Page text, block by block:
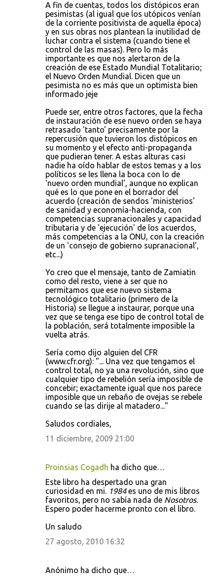
A fin de cuentas, todos los distópicos eran
pesimistas (al igual que los utópicos venían
de la corriente positivista de aquella época)
y en sus obras nos plantean la inutilidad de
luchar contra el sistema (cuando tiene el
control de las masas). Pero lo más
importante es que nos alertaron de la
creación de ese Estado Mundial Totalitario;
el Nuevo Orden Mundial. Dicen que un
pesimista no es más que un optimista bien
informado jeje
Puede ser, entre otros factores, que la fecha
de instauración de ese nuevo orden se haya
retrasado 'tanto' precisamente por la
repercusión que tuvieron los distópicos en
su momento y el efecto anti-propaganda
que pudieran tener. A estas alturas casi
nadie ha oído hablar de estos temas y a los
políticos se les llena la boca con lo de
'nuevo orden mundial', aunque no explican
qué es lo que pone en el borrador del
acuerdo (creación de sendos 'ministerios'
de sanidad y economía-hacienda, con
competencias supranacionales y capacidad
tributaria y de 'ejecución' de los acuerdos,
más competencias a la ONU, con la creación
de un 'consejo de gobierno supranacional',
etc...)
Yo creo que el mensaje, tanto de Zamiatin
como del resto, viene a ser que no
permitamos que ese nuevo sistema
tecnológico totalitario (primero de la
Historia) se llegue a instaurar, porque una
vez que se tenga ese tipo de control total de
la población, será totalmente imposible la
vuelta atrás.
Sería como dijo alguien del CFR
(www.cfr.org): "... Una vez que tengamos el
control total, no ya una revolución, sino que
cualquier tipo de rebelión sería imposible de
concebir; exactamente igual que nos parece
imposible que un rebaño de ovejas se rebele
cuando se las dirije al matadero..."
Saludos cordiales,
11 diciembre, 2009 21:00
Proinsias Cogadh ha dicho que…
Este libro ha despertado una gran
curiosidad en mi. 1984es uno de mis libros
favoritos, pero no sabía nada de Nosotros.
Espero poder hacerme pronto con el libro.
Un saludo
27 agosto, 2010 16:32
Anónimo ha dicho que…